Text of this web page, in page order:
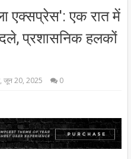
एक्सप्रेस': एक रात में
प्रशासनिक हलकों
जून 20, 2025 0